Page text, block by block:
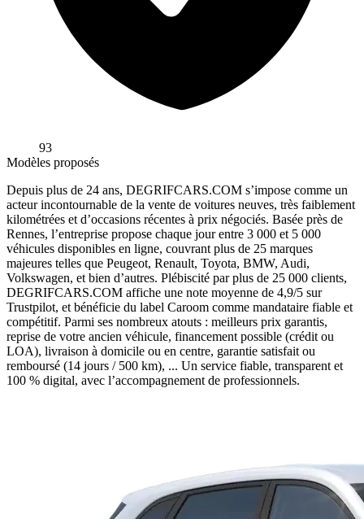
93
Modèles proposés
Depuis plus de 24 ans, DEGRIFCARS.COM s’impose comme un
acteur incontournable de la vente de voitures neuves, très faiblement
kilométrées et d’occasions récentes à prix négociés. Basée près de
Rennes, l’entreprise propose chaque jour entre 3 000 et 5 000
véhicules disponibles en ligne, couvrant plus de 25 marques
majeures telles que Peugeot, Renault, Toyota, BMW, Audi,
Volkswagen, et bien d’autres. Plébiscité par plus de 25 000 clients,
DEGRIFCARS.COM affiche une note moyenne de 4,9/5 sur
Trustpilot, et bénéficie du label Caroom comme mandataire fiable et
compétitif. Parmi ses nombreux atouts : meilleurs prix garantis,
reprise de votre ancien véhicule, financement possible (crédit ou
LOA), livraison à domicile ou en centre, garantie satisfait ou
remboursé (14 jours / 500 km), ... Un service fiable, transparent et
100 % digital, avec l’accompagnement de professionnels.